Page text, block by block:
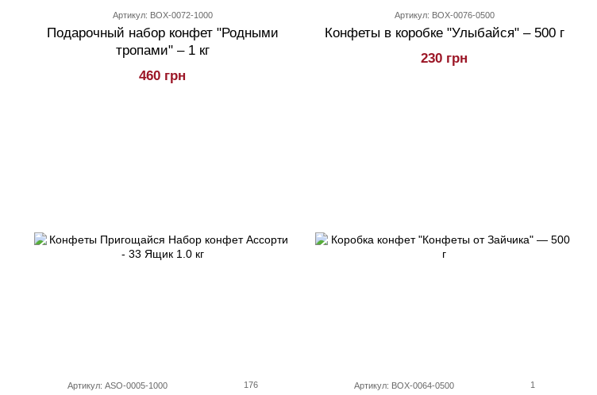
Артикул: BOX-0072-1000
Подарочный набор конфет "Родными
тропами" – 1 кг
460 грн
Артикул: BOX-0076-0500
Конфеты в коробке "Улыбайся" – 500 г
230 грн
Артикул: ASO-0005-1000 176 Артикул: BOX-0064-0500 1